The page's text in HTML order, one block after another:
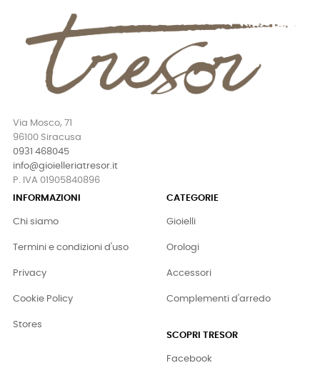
Via Mosco, 71
96100 Siracusa
0931 468045
info@gioielleriatresor.it
P. IVA 01905840896
INFORMAZIONI
Chi siamo
Termini e condizioni d'uso
Privacy
Cookie Policy
Stores
CATEGORIE
Gioielli
Orologi
Accessori
Complementi d'arredo
SCOPRI TRESOR
Facebook